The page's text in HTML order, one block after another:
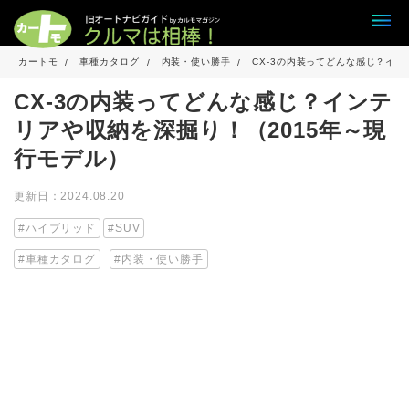
カートモ 車種カタログ 内装・使い勝手 CX-3の内装ってどんな感じ？イ
CX-3の内装ってどんな感じ？インテ
リアや収納を深掘り！（2015年～現
行モデル）
更新日：2024.08.20
ハイブリッド SUV
車種カタログ 内装・使い勝手